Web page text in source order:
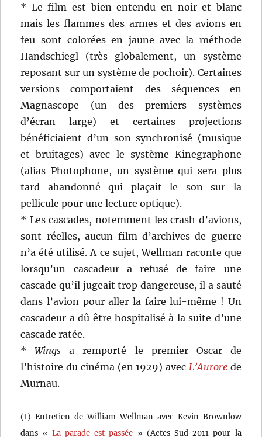
* Le film est bien entendu en noir et blanc
mais les flammes des armes et des avions en
feu sont colorées en jaune avec la méthode
Handschiegl (très globalement, un système
reposant sur un système de pochoir). Certaines
versions comportaient des séquences en
Magnascope (un des premiers systèmes
d’écran large) et certaines projections
bénéficiaient d’un son synchronisé (musique
et bruitages) avec le système Kinegraphone
(alias Photophone, un système qui sera plus
tard abandonné qui plaçait le son sur la
pellicule pour une lecture optique).
* Les cascades, notemment les crash d’avions,
sont réelles, aucun film d’archives de guerre
n’a été utilisé. A ce sujet, Wellman raconte que
lorsqu’un cascadeur a refusé de faire une
cascade qu’il jugeait trop dangereuse, il a sauté
dans l’avion pour aller la faire lui-même ! Un
cascadeur a dû être hospitalisé à la suite d’une
cascade ratée.
*Wings a remporté le premier Oscar de
l’histoire du cinéma (en 1929) avec L’Aurorede
Murnau.
(1) Entretien de William Wellman avec Kevin Brownlow
dans « La parade est passée » (Actes Sud 2011 pour la